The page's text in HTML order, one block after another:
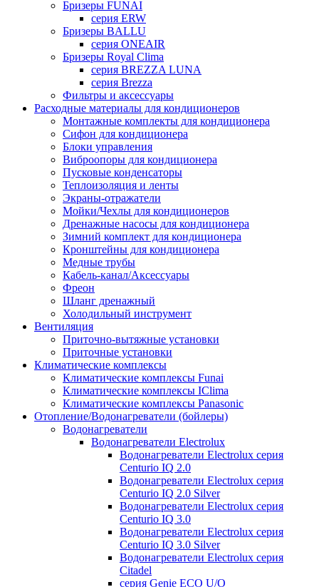
Бризеры FUNAI
серия ERW
Бризеры BALLU
серия ONEAIR
Бризеры Royal Clima
серия BREZZA LUNA
серия Brezza
Фильтры и аксессуары
Расходные материалы для кондиционеров
Монтажные комплекты для кондиционера
Сифон для кондиционера
Блоки управления
Виброопоры для кондиционера
Пусковые конденсаторы
Теплоизоляция и ленты
Экраны-отражатели
Мойки/Чехлы для кондиционеров
Дренажные насосы для кондиционера
Зимний комплект для кондиционера
Кронштейны для кондиционера
Медные трубы
Кабель-канал/Аксессуары
Фреон
Шланг дренажный
Холодильный инструмент
Вентиляция
Приточно-вытяжные установки
Приточные установки
Климатические комплексы
Климатические комплексы Funai
Климатические комплексы IClima
Климатические комплексы Panasonic
Отопление/Водонагреватели (бойлеры)
Водонагреватели
Водонагреватели Electrolux
Водонагреватели Electrolux серия
Centurio IQ 2.0
Водонагреватели Electrolux серия
Centurio IQ 2.0 Silver
Водонагреватели Electrolux серия
Centurio IQ 3.0
Водонагреватели Electrolux серия
Centurio IQ 3.0 Silver
Водонагреватели Electrolux серия
Citadel
серия Genie ECO U/О